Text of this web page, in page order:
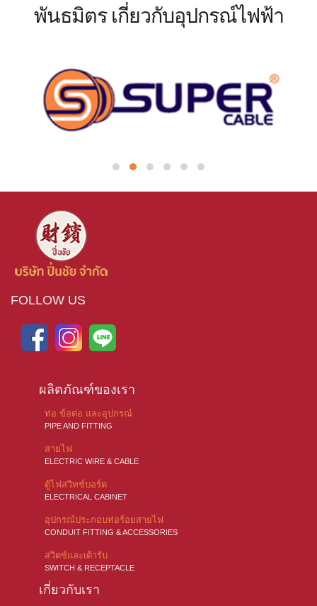
พันธมิตร เกี่ยวกับอุปกรณ์ไฟฟ้า
FOLLOW US
ผลิตภัณฑ์ของเรา
ท่อ ข้อต่อ และอุปกรณ์
PIPE AND FITTING
สายไฟ
ELECTRIC WIRE & CABLE
ตู้ไฟสวิทช์บอร์ด
ELECTRICAL CABINET
อุปกรณ์ประกอบท่อร้อยสายไฟ
CONDUIT FITTING & ACCESSORIES
สวิตช์และเต้ารับ
SWITCH & RECEPTACLE
เกี่ยวกับเรา